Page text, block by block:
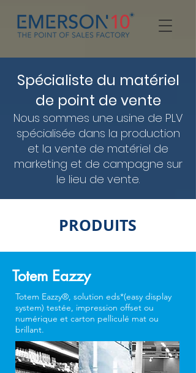
Spécialiste du matériel
de point de vente
Nous sommes une usine de PLV
spécialisée dans la production
et la vente de matériel de
marketing et de campagne sur
le lieu de vente.
PRODUITS
Totem Eazzy
Totem Eazzy®, solution eds*(easy display
system) testée, impression offset ou
numérique et carton pelliculé mat ou
brillant.